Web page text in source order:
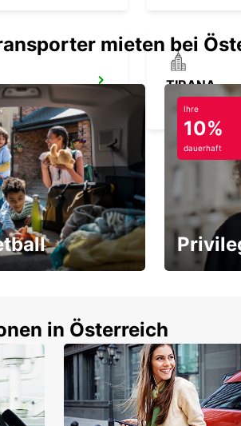
TIRANA
TIRANA -
mieten bei
Ihre
10%
dauerhaft
in Österreich